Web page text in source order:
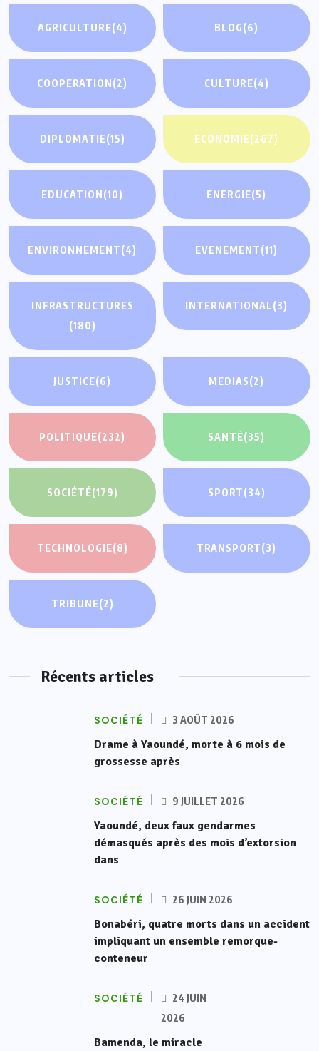
AGRICULTURE(4) BLOG(6)
COOPERATION(2) CULTURE(4)
DIPLOMATIE(15) ECONOMIE(267)
EDUCATION(10) ENERGIE(5)
ENVIRONNEMENT(4) EVENEMENT(11)
INFRASTRUCTURES
(180)
INTERNATIONAL(3)
JUSTICE(6) MEDIAS(2)
POLITIQUE(232) SANTÉ(35)
SOCIÉTÉ(179) SPORT(34)
TECHNOLOGIE(8) TRANSPORT(3)
TRIBUNE(2)
Récents articles
SOCIÉTÉ 3 AOÛT 2026
Drame à Yaoundé, morte à 6 mois de
grossesse après
SOCIÉTÉ 9 JUILLET 2026
Yaoundé, deux faux gendarmes
démasqués après des mois d’extorsion
dans
SOCIÉTÉ 26 JUIN 2026
Bonabéri, quatre morts dans un accident
impliquant un ensemble remorque-
conteneur
SOCIÉTÉ
24 JUIN
2026
Bamenda, le miracle